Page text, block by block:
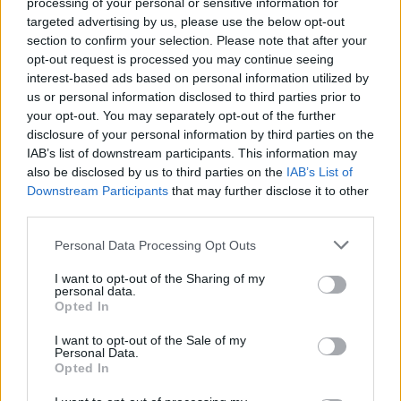
targeted advertising by us, please use the below opt-out
section to confirm your selection. Please note that after your
opt-out request is processed you may continue seeing
interest-based ads based on personal information utilized by
us or personal information disclosed to third parties prior to
your opt-out. You may separately opt-out of the further
disclosure of your personal information by third parties on the
IAB’s list of downstream participants. This information may
also be disclosed by us to third parties on the IAB’s List of
Downstream Participants that may further disclose it to other
Personal Data Processing Opt Outs
I want to opt-out of the Sharing of my
personal data.
Opted In
I want to opt-out of the Sale of my
Personal Data.
Opted In
rëndë
Esim for Global Esim for Europe